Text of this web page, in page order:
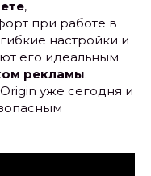
,
при работе в
настройки и
его идеальным
рекламы.
уже сегодня и